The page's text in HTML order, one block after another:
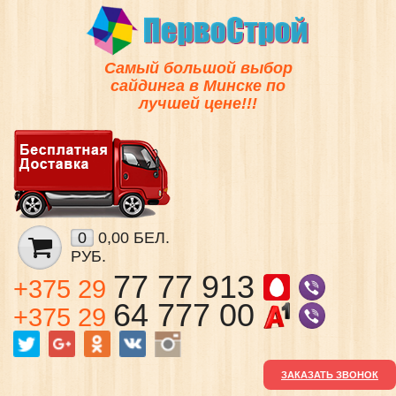
Самый большой выбор
сайдинга в Минске по
лучшей цене!!!
0
0,00 БЕЛ.
РУБ.
+375 29 77 77 913
+375 29 64 777 00
ЗАКАЗАТЬ ЗВОНОК